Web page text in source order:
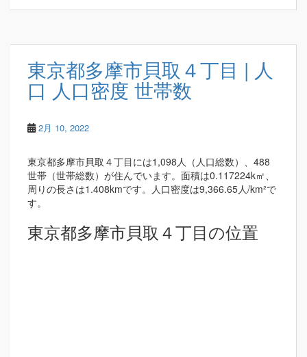
東京都多摩市貝取４丁目 | 人
口 人口密度 世帯数
2月 10, 2022
東京都多摩市貝取４丁目には1,098人（人口総数）、488
世帯（世帯総数）が住んでいます。面積は0.117224k㎡、
周りの長さは1.408kmです。人口密度は9,366.65人/km²で
す。
東京都多摩市貝取４丁目の位置